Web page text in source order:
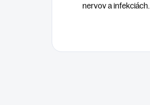
nervov a infekciách.